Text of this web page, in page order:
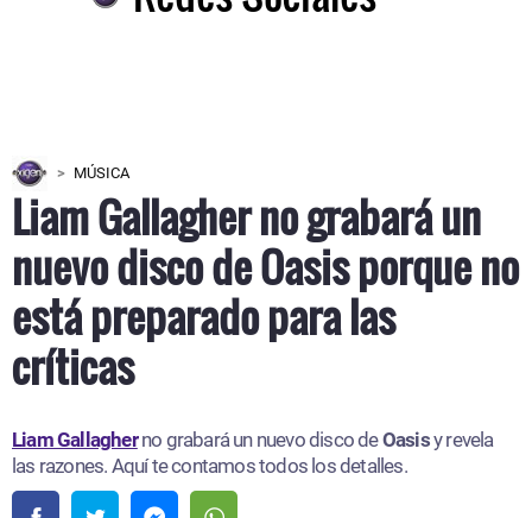
MÚSICA
Liam Gallagher no grabará un
nuevo disco de Oasis porque no
está preparado para las
críticas
Liam Gallagherno grabará un nuevo disco deOasisy revela
las razones. Aquí te contamos todos los detalles.